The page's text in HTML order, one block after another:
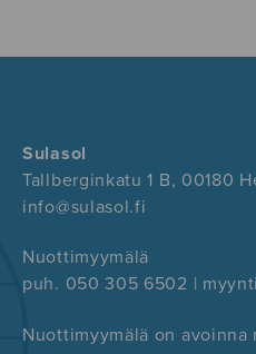
Sulasol
Tallberginkatu 1 B, 00180
info@sulasol.fi
Nuottimyymälä
puh. 050 305 6502 |
Nuottimyymälä on avoinna